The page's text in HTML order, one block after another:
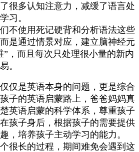
很多认知注意力，减缓了语言处
习。
不使用死记硬背和分析语法这些
是通过情景对应，建立脑神经元
”，而且每次只处理很小量的新内
。
仅是英语本身的问题，更是综合
子的英语启蒙路上，爸爸妈妈真
英语启蒙的科学体系，尊重孩子
孩子身后，根据孩子的需要提供
，培养孩子主动学习的能力。
很长的过程，期间难免会遇到这